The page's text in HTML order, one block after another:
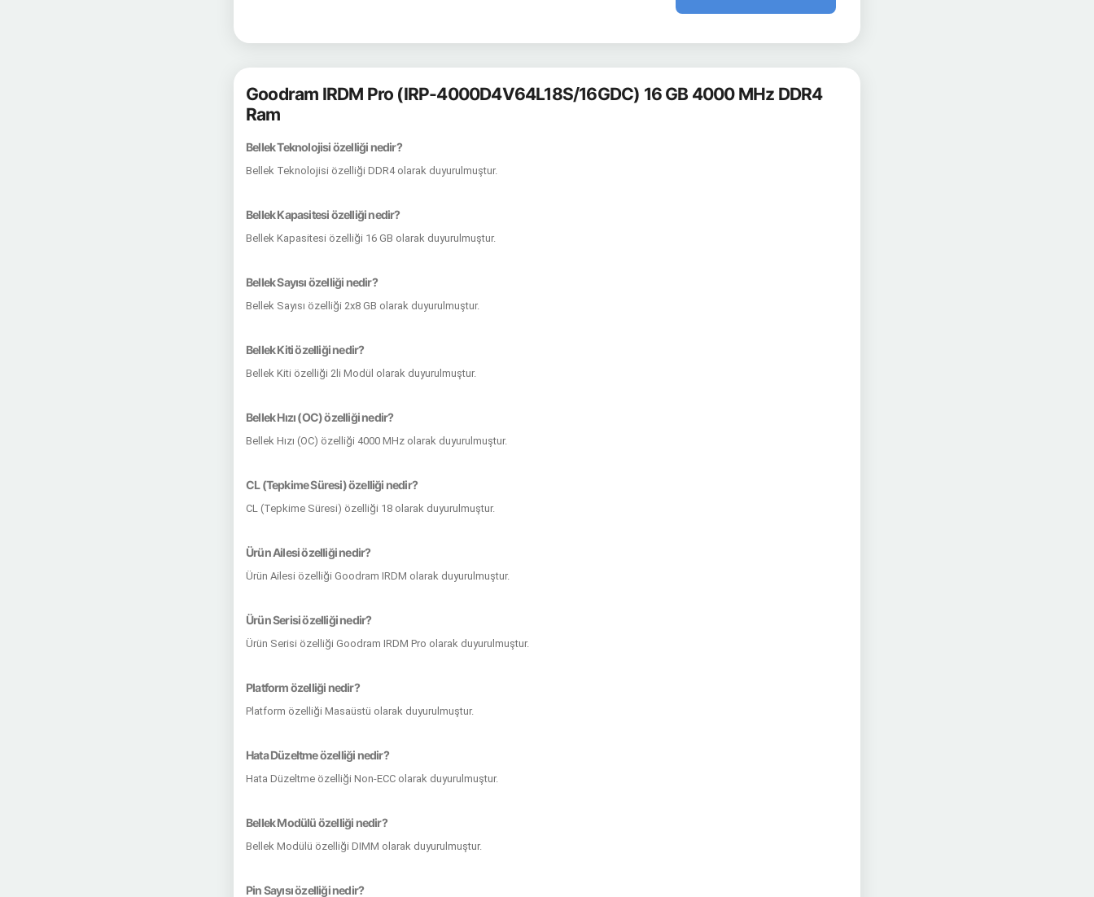
Goodram IRDM Pro (IRP-4000D4V64L18S/16GDC) 16 GB 4000 MHz DDR4
Ram
Bellek Teknolojisi özelliği nedir?
Bellek Teknolojisi özelliği DDR4 olarak duyurulmuştur.
Bellek Kapasitesi özelliği nedir?
Bellek Kapasitesi özelliği 16 GB olarak duyurulmuştur.
Bellek Sayısı özelliği nedir?
Bellek Sayısı özelliği 2x8 GB olarak duyurulmuştur.
Bellek Kiti özelliği nedir?
Bellek Kiti özelliği 2li Modül olarak duyurulmuştur.
Bellek Hızı (OC) özelliği nedir?
Bellek Hızı (OC) özelliği 4000 MHz olarak duyurulmuştur.
CL (Tepkime Süresi) özelliği nedir?
CL (Tepkime Süresi) özelliği 18 olarak duyurulmuştur.
Ürün Ailesi özelliği nedir?
Ürün Ailesi özelliği Goodram IRDM olarak duyurulmuştur.
Ürün Serisi özelliği nedir?
Ürün Serisi özelliği Goodram IRDM Pro olarak duyurulmuştur.
Platform özelliği nedir?
Platform özelliği Masaüstü olarak duyurulmuştur.
Hata Düzeltme özelliği nedir?
Hata Düzeltme özelliği Non-ECC olarak duyurulmuştur.
Bellek Modülü özelliği nedir?
Bellek Modülü özelliği DIMM olarak duyurulmuştur.
Pin Sayısı özelliği nedir?